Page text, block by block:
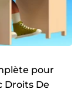
pour
Droits De